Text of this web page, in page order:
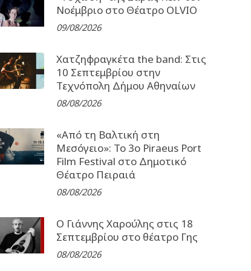
Νοέμβριο στο Θέατρο OLVIO
09/08/2026
Χατζηφραγκέτα the band: Στις
10 Σεπτεμβρίου στην
Τεχνόπολη Δήμου Αθηναίων
08/08/2026
«Από τη Βαλτική στη
Μεσόγειο»: Το 3o Piraeus Port
Film Festival στο Δημοτικό
Θέατρο Πειραιά
08/08/2026
Ο Γιάννης Χαρούλης στις 18
Σεπτεμβρίου στο θέατρο Γης
08/08/2026